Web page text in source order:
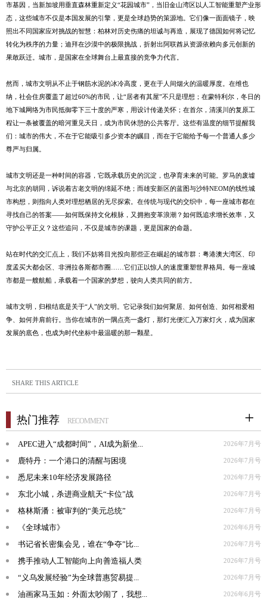
市基因，当新加坡用垂直森林重新定义“花园城市”，当旧金山湾区以人工智能重塑产业形
态，这些城市不仅是本国发展的引擎，更是全球趋势的策源地。它们像一面面镜子，映
照出不同国家应对挑战的智慧：柏林对历史伤痛的坦诚与再造，展现了德国如何将记忆
转化为秩序的力量；迪拜在沙漠中的极限挑战，折射出阿联酋从资源依赖向多元创新的
果敢跃迁。城市，是国家在全球舞台上最直接的竞争力代言。
然而，城市文明从不止于钢筋水泥的冰冷高度，更在于人间烟火的温暖厚度。在维也
纳，社会住房覆盖了超过60%的市民，让“居者有其屋”不只是理想；在蒙特利尔，冬日的
地下城网络为市民抵御零下三十度的严寒，用设计传递关怀；在首尔，清溪川的复原工
程让一条被覆盖的暗河重见天日，成为市民休憩的公共客厅。这些有温度的细节提醒我
们：城市的伟大，不在于它能吸引多少资本的瞩目，而在于它能给予每一个普通人多少
尊严与归属。
城市文明还是一种时间的容器，它既承载历史的沉淀，也孕育未来的可能。罗马的废墟
与北京的胡同，诉说着古老文明的绵延不绝；而雄安新区的蓝图与沙特NEOM的线性城
市构想，则指向人类对理想栖居的无尽探索。在传统与现代的交织中，每一座城市都在
寻找自己的答案——如何既保持文化根脉，又拥抱变革浪潮？如何既追求增长效率，又
守护公平正义？这些追问，不仅是城市的课题，更是国家的命题。
站在时代的交汇点上，我们不妨将目光投向那些正在崛起的城市群：粤港澳大湾区、印
度孟买大都会区、非洲拉各斯都市圈……它们正以惊人的速度重塑世界格局。每一座城
市都是一艘航船，承载着一个国家的梦想，驶向人类共同的前方。
城市文明，归根结底是关于“人”的文明。它记录我们如何聚居、如何创造、如何相爱相
争、如何并肩前行。当你在城市的一隅点亮一盏灯，那灯光便汇入万家灯火，成为国家
发展的底色，也成为时代坐标中最温暖的那一颗星。
SHARE THIS ARTICLE
热门推荐 RECOMMENT
APEC进入“成都时间”，AI成为新坐... 2026年7月号
鹿特丹：一个港口的清醒与困境 2026年7月号
悉尼未来10年经济发展路径 2026年7月号
东北小城，杀进商业航天“卡位”战 2026年7月号
格林斯潘：被审判的“美元总统” 2026年7月号
《全球城市》 2026年6月号
书记省长密集会见，谁在“争夺”比... 2026年7月号
携手推动人工智能向上向善造福人类 2026年7月号
“义乌发展经验”为全球普惠贸易提... 2026年7月号
油画家马玉如：外面太吵闹了，我想... 2026年6月号